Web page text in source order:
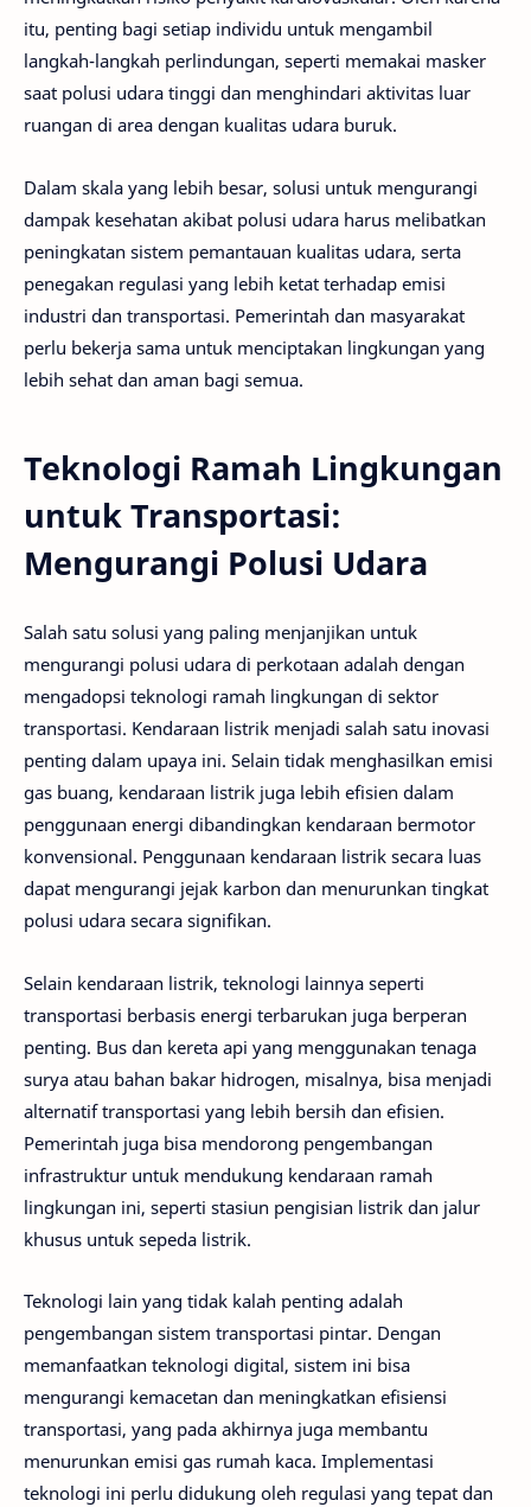
itu, penting bagi setiap individu untuk mengambil
langkah-langkah perlindungan, seperti memakai masker
saat polusi udara tinggi dan menghindari aktivitas luar
ruangan di area dengan kualitas udara buruk.
Dalam skala yang lebih besar, solusi untuk mengurangi
dampak kesehatan akibat polusi udara harus melibatkan
peningkatan sistem pemantauan kualitas udara, serta
penegakan regulasi yang lebih ketat terhadap emisi
industri dan transportasi. Pemerintah dan masyarakat
perlu bekerja sama untuk menciptakan lingkungan yang
lebih sehat dan aman bagi semua.
Teknologi Ramah Lingkungan
untuk Transportasi:
Mengurangi Polusi Udara
Salah satu solusi yang paling menjanjikan untuk
mengurangi polusi udara di perkotaan adalah dengan
mengadopsi teknologi ramah lingkungan di sektor
transportasi. Kendaraan listrik menjadi salah satu inovasi
penting dalam upaya ini. Selain tidak menghasilkan emisi
gas buang, kendaraan listrik juga lebih efisien dalam
penggunaan energi dibandingkan kendaraan bermotor
konvensional. Penggunaan kendaraan listrik secara luas
dapat mengurangi jejak karbon dan menurunkan tingkat
polusi udara secara signifikan.
Selain kendaraan listrik, teknologi lainnya seperti
transportasi berbasis energi terbarukan juga berperan
penting. Bus dan kereta api yang menggunakan tenaga
surya atau bahan bakar hidrogen, misalnya, bisa menjadi
alternatif transportasi yang lebih bersih dan efisien.
Pemerintah juga bisa mendorong pengembangan
infrastruktur untuk mendukung kendaraan ramah
lingkungan ini, seperti stasiun pengisian listrik dan jalur
khusus untuk sepeda listrik.
Teknologi lain yang tidak kalah penting adalah
pengembangan sistem transportasi pintar. Dengan
memanfaatkan teknologi digital, sistem ini bisa
mengurangi kemacetan dan meningkatkan efisiensi
transportasi, yang pada akhirnya juga membantu
menurunkan emisi gas rumah kaca. Implementasi
teknologi ini perlu didukung oleh regulasi yang tepat dan